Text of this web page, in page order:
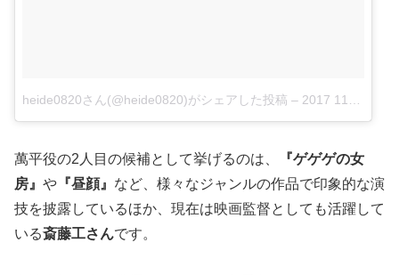
heide0820さん(@heide0820)がシェアした投稿 – 2017 11月 16 3:07午後 PST
萬平役の2人目の候補として挙げるのは、
『ゲゲゲの女
房』 や 『昼顔』 など、様々なジャンルの作品で印象的な演
技を披露しているほか、現在は映画監督としても活躍して
いる斎藤工さんです。